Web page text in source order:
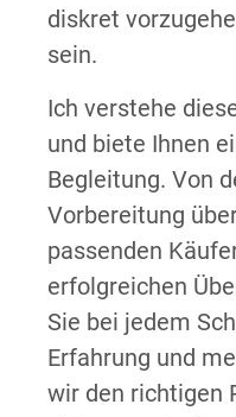
diskret
sein.
Ich verstehe
und biete Ihnen
Begleitung. Von
Vorbereitung
passenden
erfolgreichen
Sie bei jedem
Erfahrung und
wir den richtigen